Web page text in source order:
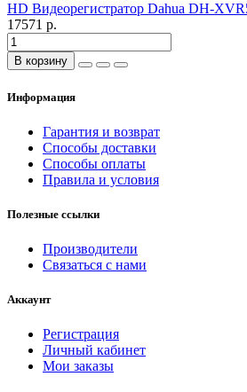
HD Видеорегистратор Dahua DH-
17571 р.
В корзину
Информация
Гарантия и возврат
Способы доставки
Способы оплаты
Правила и условия
Полезные ссылки
Производители
Связаться с нами
Аккаунт
Регистрация
Личный кабинет
Мои заказы